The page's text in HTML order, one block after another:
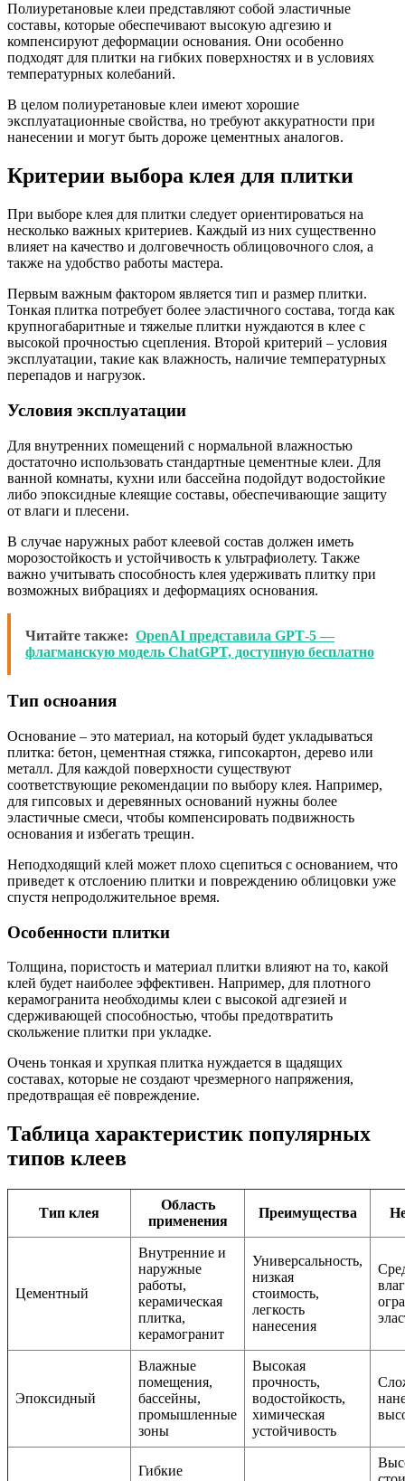
Полиуретановые клеи представляют собой эластичные
составы, которые обеспечивают высокую адгезию и
компенсируют деформации основания. Они особенно
подходят для плитки на гибких поверхностях и в условиях
температурных колебаний.
В целом полиуретановые клеи имеют хорошие
эксплуатационные свойства, но требуют аккуратности при
нанесении и могут быть дороже цементных аналогов.
Критерии выбора клея для плитки
При выборе клея для плитки следует ориентироваться на
несколько важных критериев. Каждый из них существенно
влияет на качество и долговечность облицовочного слоя, а
также на удобство работы мастера.
Первым важным фактором является тип и размер плитки.
Тонкая плитка потребует более эластичного состава, тогда как
крупногабаритные и тяжелые плитки нуждаются в клее с
высокой прочностью сцепления. Второй критерий – условия
эксплуатации, такие как влажность, наличие температурных
перепадов и нагрузок.
Условия эксплуатации
Для внутренних помещений с нормальной влажностью
достаточно использовать стандартные цементные клеи. Для
ванной комнаты, кухни или бассейна подойдут водостойкие
либо эпоксидные клеящие составы, обеспечивающие защиту
от влаги и плесени.
В случае наружных работ клеевой состав должен иметь
морозостойкость и устойчивость к ультрафиолету. Также
важно учитывать способность клея удерживать плитку при
возможных вибрациях и деформациях основания.
Читайте также: OpenAI представила GPT‑5 —
флагманскую модель ChatGPT, доступную бесплатно
Тип осноания
Основание – это материал, на который будет укладываться
плитка: бетон, цементная стяжка, гипсокартон, дерево или
металл. Для каждой поверхности существуют
соответствующие рекомендации по выбору клея. Например,
для гипсовых и деревянных оснований нужны более
эластичные смеси, чтобы компенсировать подвижность
основания и избегать трещин.
Неподходящий клей может плохо сцепиться с основанием, что
приведет к отслоению плитки и повреждению облицовки уже
спустя непродолжительное время.
Особенности плитки
Толщина, пористость и материал плитки влияют на то, какой
клей будет наиболее эффективен. Например, для плотного
керамогранита необходимы клеи с высокой адгезией и
сдерживающей способностью, чтобы предотвратить
скольжение плитки при укладке.
Очень тонкая и хрупкая плитка нуждается в щадящих
составах, которые не создают чрезмерного напряжения,
предотвращая её повреждение.
Таблица характеристик популярных
типов клеев
Тип клея
Область
применения
Преимущества
Цементный
Внутренние и
наружные
работы,
керамическая
плитка,
керамогранит
Универсальность,
низкая
стоимость,
легкость
нанесения
Эпоксидный
Влажные
помещения,
бассейны,
промышленные
зоны
Высокая
прочность,
водостойкость,
химическая
устойчивость
Гибкие